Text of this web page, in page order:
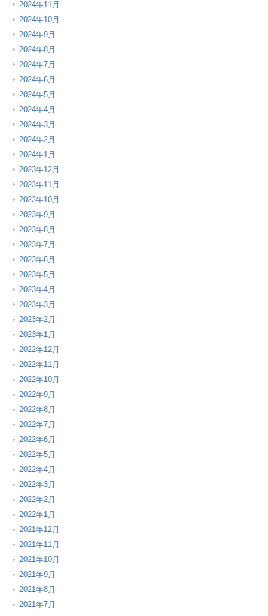
2024年11月
2024年10月
2024年9月
2024年8月
2024年7月
2024年6月
2024年5月
2024年4月
2024年3月
2024年2月
2024年1月
2023年12月
2023年11月
2023年10月
2023年9月
2023年8月
2023年7月
2023年6月
2023年5月
2023年4月
2023年3月
2023年2月
2023年1月
2022年12月
2022年11月
2022年10月
2022年9月
2022年8月
2022年7月
2022年6月
2022年5月
2022年4月
2022年3月
2022年2月
2022年1月
2021年12月
2021年11月
2021年10月
2021年9月
2021年8月
2021年7月